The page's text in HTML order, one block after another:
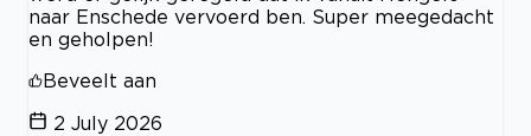
naar Enschede vervoerd ben. Super meegedacht
en geholpen!
Beveelt aan
2 July 2026